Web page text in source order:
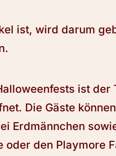
ist, wird darum
ist der
Die Gäste
Erdmännchen
oder den Playmore